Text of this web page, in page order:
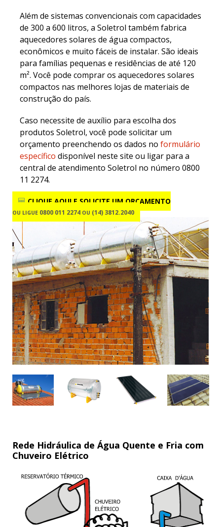
Além de sistemas convencionais com capacidades
de 300 a 600 litros, a Soletrol também fabrica
aquecedores solares de água compactos,
econômicos e muito fáceis de instalar. São ideais
para famílias pequenas e residências de até 120
m². Você pode comprar os aquecedores solares
compactos nas melhores lojas de materiais de
construção do país.
Caso necessite de auxílio para escolha dos
produtos Soletrol, você pode solicitar um
orçamento preenchendo os dados no formulário
específico disponível neste site ou ligar para a
central de atendimento Soletrol no número 0800
11 2274.
CLIQUE AQUI E SOLICITE UM ORÇAMENTO
OU LIGUE 0800 011 2274 OU (14) 3812.2040
Rede Hidráulica de Água Quente e Fria com
Chuveiro Elétrico